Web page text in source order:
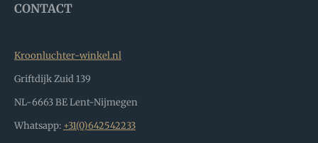
CONTACT
Kroonluchter-winkel.nl
Griftdijk Zuid 139
NL-6663 BE Lent-Nijmegen
Whatsapp: +31(0)642542233